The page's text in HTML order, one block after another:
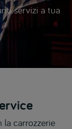
servizi a tua
carrozzerie